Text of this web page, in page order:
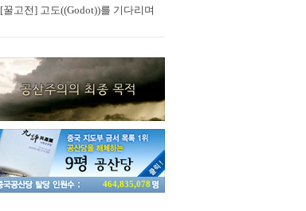
[꿀고전] 고도((Godot))를 기다리며
464,835,078